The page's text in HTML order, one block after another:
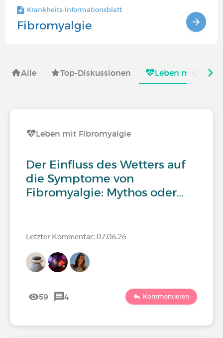
Krankheits-Informationsblatt
Fibromyalgie
Alle Top-Diskussionen Leben mit
Leben mit Fibromyalgie
Der Einfluss des Wetters auf
die Symptome von
Fibromyalgie: Mythos oder…
Letzter Kommentar: 07.06.26
59 4 Kommentieren